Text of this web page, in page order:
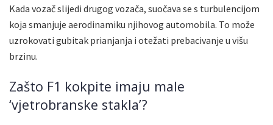
Kada vozač slijedi drugog vozača, suočava se s turbulencijom
koja smanjuje aerodinamiku njihovog automobila. To može
uzrokovati gubitak prianjanja i otežati prebacivanje u višu
brzinu.
Zašto F1 kokpite imaju male
‘vjetrobranske stakla’?